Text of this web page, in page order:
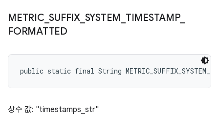
METRIC _SUFFIX_ SYSTEM TIMESTAMP_
FORMATTED
public static final String
상수 값: "timestamps_str"